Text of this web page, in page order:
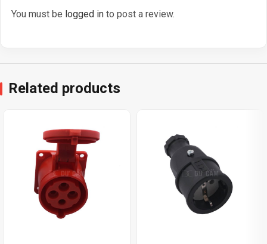
You must be logged in to post a review.
Related products